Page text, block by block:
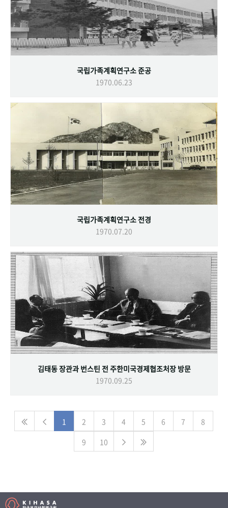
국립가족계획연구소 준공
1970.06.23
국립가족계획연구소 전경
1970.07.20
김태동 장관과 번스틴 전 주한미국경제협조처장 방문
1970.09.25
1 2 3 4 5 6 7
8
9
10